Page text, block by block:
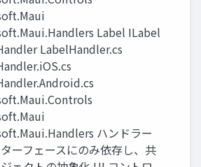
Label ILabel
LabelHandler.cs
ハンドラー
ーフェースにのみ依存し、共